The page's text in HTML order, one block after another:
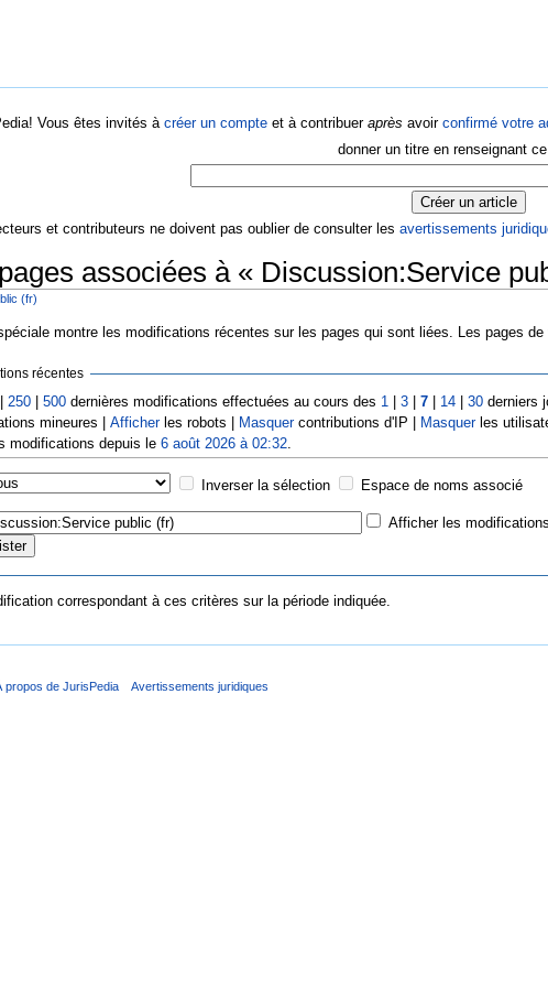
Vous êtes invités à créer un compte et à contribuer après avoir confirmé votre
donner un titre en renseignant
et contributeurs ne doivent pas oublier de consulter les avertissements
associées à « Discussion:Service
(fr)
montre les modifications récentes sur les pages qui sont liées. Les pages
récentes
250| 500dernières modifications effectuées au cours des 1| 3| 7| 14| 30derniers
mineures | Afficherles robots | Masquercontributions d'IP | Masquerles
modifications depuis le 6 août 2026 à 02:32.
Inverser la sélection Espace de noms associé
Afficher les
correspondant à ces critères sur la période indiquée.
propos de JurisPedia Avertissements juridiques